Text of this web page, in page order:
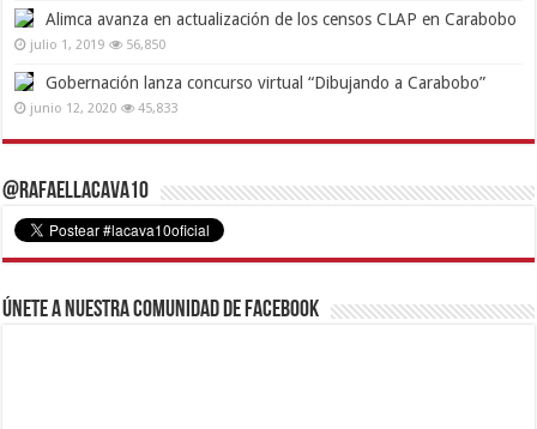
Alimca avanza en actualización de los censos CLAP en Carabobo
julio 1, 2019 56,850
Gobernación lanza concurso virtual “Dibujando a Carabobo”
junio 12, 2020 45,833
@RafaelLacava10
Únete a nuestra comunidad de Facebook